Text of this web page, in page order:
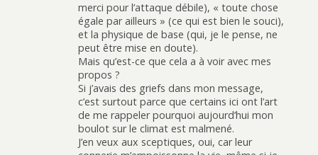
merci pour l’attaque débile), « toute chose
égale par ailleurs » (ce qui est bien le souci),
et la physique de base (qui, je le pense, ne
peut être mise en doute).
Mais qu’est-ce que cela a à voir avec mes
propos ?
Si j’avais des griefs dans mon message,
c’est surtout parce que certains ici ont l’art
de me rappeler pourquoi aujourd’hui mon
boulot sur le climat est malmené.
J’en veux aux sceptiques, oui, car leur